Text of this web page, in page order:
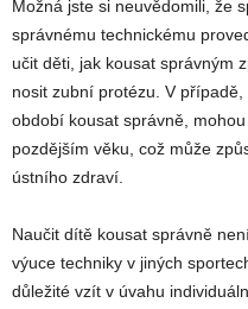
Možná jste si neuvědomili, že
správnému technickému
učit děti, jak kousat správným
nosit zubní protézu. V
období kousat správně,
pozdějším věku, což může
ústního zdraví.
Naučit dítě kousat správně
výuce techniky v jiných
důležité vzít v úvahu